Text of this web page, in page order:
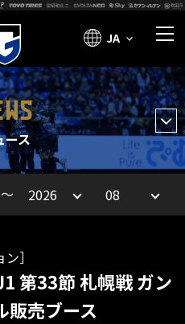
JA
ース
～
］
第33節 札幌戦 ガン
販売ブース